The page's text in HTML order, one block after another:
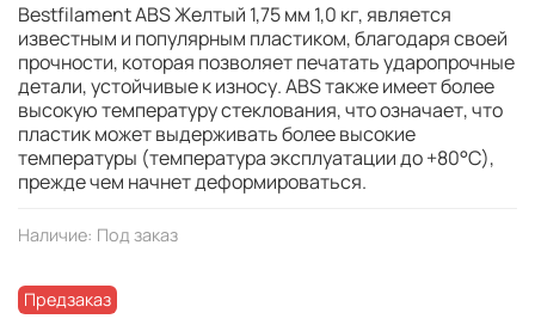
Наличие: Под заказ
Предзаказ
Bestfilament ABS Желтый 1,75 мм 1,0 кг, является
известным и популярным пластиком, благодаря своей
прочности, которая позволяет печатать ударопрочные
детали, устойчивые к износу. ABS также имеет более
высокую температуру стеклования, что означает, что
пластик может выдерживать более высокие
температуры (температура эксплуатации до +80°C),
прежде чем начнет деформироваться.